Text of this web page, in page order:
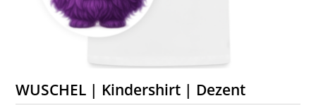
WUSCHEL | Kindershirt | Dezent